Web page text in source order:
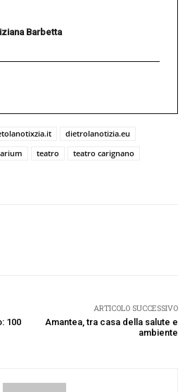
Barbetta
dietrolanotizia.eu
teatro
teatro carignano
100
ARTICOLO SUCCESSIVO
Amantea, tra casa della salute e
ambiente